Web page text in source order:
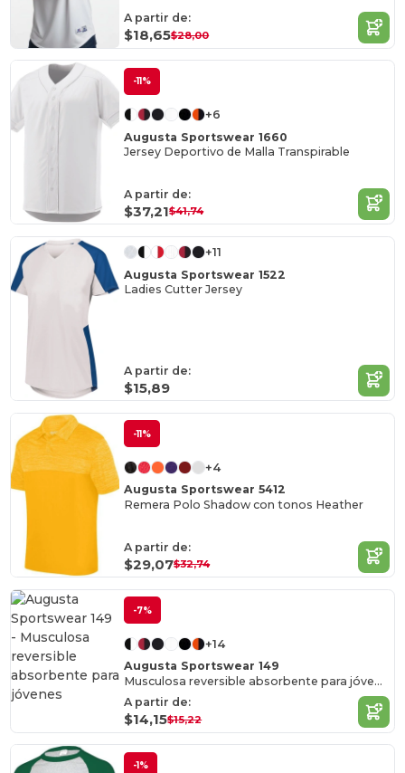
A partir de:
$18,65$28,00
-11%
+6
Augusta Sportswear 1660
Jersey Deportivo de Malla Transpirable
A partir de:
$37,21$41,74
+11
Augusta Sportswear 1522
Ladies Cutter Jersey
A partir de:
$15,89
-11%
+4
Augusta Sportswear 5412
Remera Polo Shadow con tonos Heather
A partir de:
$29,07$32,74
-7%
+14
Augusta Sportswear 149
Musculosa reversible absorbente para jóvenes
A partir de:
$14,15$15,22
-1%